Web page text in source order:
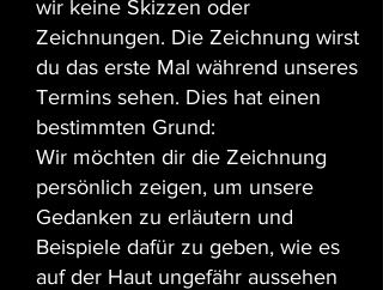
wir keine Skizzen oder
Zeichnungen. Die Zeichnung wirst
du das erste Mal während unseres
Termins sehen. Dies hat einen
bestimmten Grund:
Wir möchten dir die Zeichnung
persönlich zeigen, um unsere
Gedanken zu erläutern und
Beispiele dafür zu geben, wie es
auf der Haut ungefähr aussehen